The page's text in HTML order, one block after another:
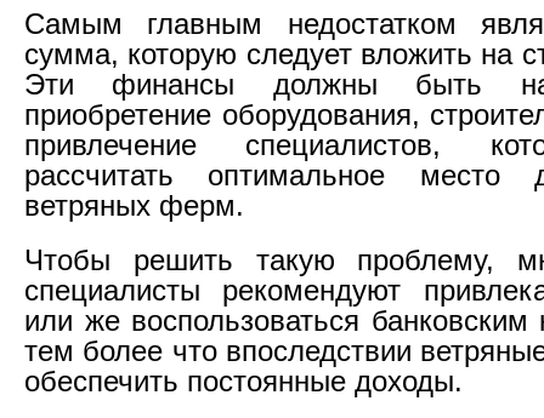
Самым главным недостатком
сумма, которую следует вложить на
Эти финансы должны быть
приобретение оборудования,
привлечение специалистов,
рассчитать оптимальное место
ветряных ферм.
Чтобы решить такую проблему,
специалисты рекомендуют
или же воспользоваться банковским
тем более что впоследствии
обеспечить постоянные доходы.